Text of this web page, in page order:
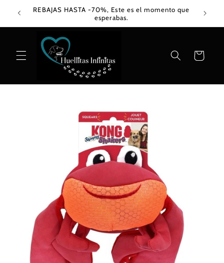
directamenteREBAJAS HASTA -70%, Este es el momento que
esperabas.
Carrito